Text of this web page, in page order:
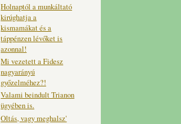
Holnaptól a munkáltató
kirúghatja a
kismamákat és a
táppénzen lévőket is
azonnal!
Mi vezetett a Fidesz
nagyarányú
győzelméhez?!
Valami beindult Trianon
ügyében is.
Oltás, vagy meghalsz'